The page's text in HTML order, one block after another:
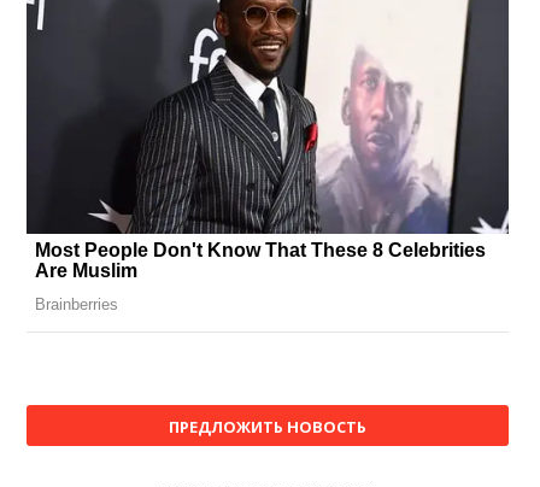
ПРЕДЛОЖИТЬ НОВОСТЬ